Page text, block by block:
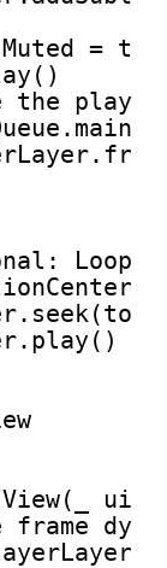
=
the player
Loop
frame
=